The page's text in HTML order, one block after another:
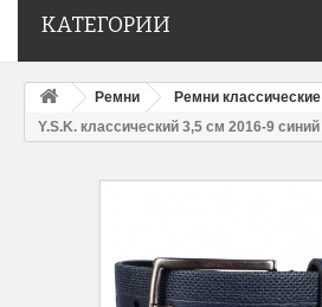
КАТЕГОРИИ
Ремни Ремни классические
Y.S.K. классический 3,5 см 2016-9 синий